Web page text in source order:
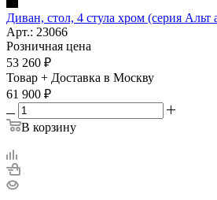
Диван, стол, 4 стула хром (серия Альт
Арт.: 23066
Розничная цена
53 260 ₽
Товар + Доставка в Москву
61 900 ₽
В корзину